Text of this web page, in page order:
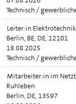
Technisch /
Leiter:in
Berlin, BE, DE, 12101
18.08.2025
Technisch /
Mitarbeiter:in im
Ruhleben
Berlin, DE, 13597